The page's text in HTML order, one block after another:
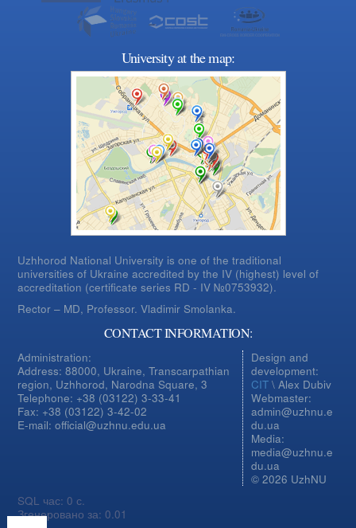
University at the map:
Uzhhorod National University is one of the traditional
universities of Ukraine accredited by the IV (highest) level of
accreditation (certificate series RD - IV №0753932).
Rector – MD, Professor.Vladimir Smolanka.
CONTACT INFORMATION:
Administration:
Address: 88000, Ukraine, Transcarpathian
region, Uzhhorod, Narodna Square, 3
Telephone: +38 (03122) 3-33-41
Fax: +38 (03122) 3-42-02
E-mail: official@uzhnu.edu.ua
Design and
development:
CIT \ Alex Dubiv
Webmaster:
admin@uzhnu.e
du.ua
Media:
media@uzhnu.e
du.ua
© 2026 UzhNU
SQL час: 0 с.
Згенеровано за: 0.01